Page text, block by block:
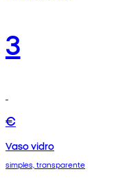
3
€
Vaso vidro
simples, transparente